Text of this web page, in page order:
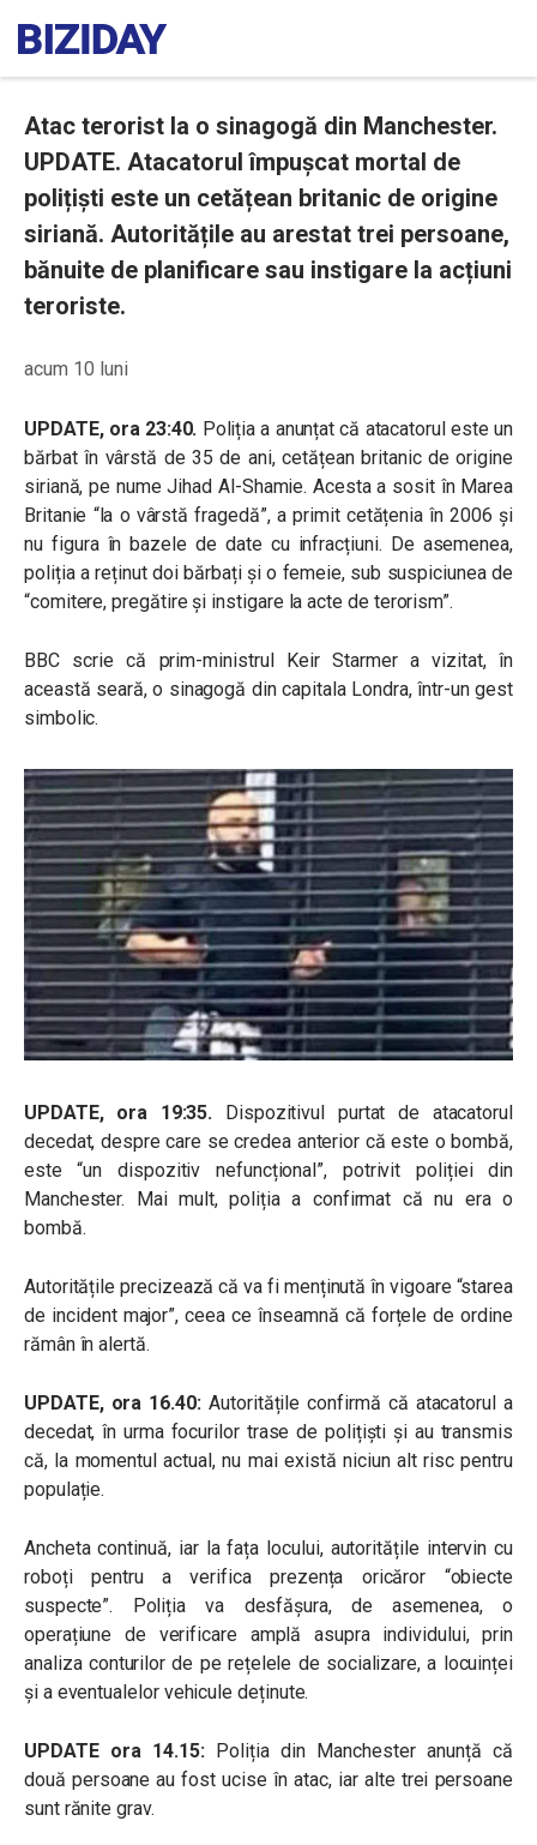
Atac terorist la o sinagogă din Manchester.
UPDATE. Atacatorul împușcat mortal de
polițiști este un cetățean britanic de origine
siriană. Autoritățile au arestat trei persoane,
bănuite de planificare sau instigare la acțiuni
teroriste.
acum 10 luni
UPDATE, ora 23:40. Poliția a anunțat că atacatorul este un
bărbat în vârstă de 35 de ani, cetățean britanic de origine
siriană, pe nume Jihad Al-Shamie. Acesta a sosit în Marea
Britanie “la o vârstă fragedă”, a primit cetățenia în 2006 și
nu figura în bazele de date cu infracțiuni. De asemenea,
poliția a reținut doi bărbați și o femeie, sub suspiciunea de
“comitere, pregătire și instigare la acte de terorism”.
BBC scriecă prim-ministrul Keir Starmer a vizitat, în
această seară, o sinagogă din capitala Londra, într-un gest
simbolic.
UPDATE, ora 19:35. Dispozitivul purtat de atacatorul
decedat, despre care se credea anterior că este o bombă,
este “un dispozitiv nefuncțional”, potrivit poliției din
Manchester. Mai mult, poliția a confirmat că nu era o
bombă.
Autoritățile precizează că va fi menținută în vigoare “starea
de incident major”, ceea ce înseamnă că forțele de ordine
rămân în alertă.
UPDATE, ora 16.40:Autoritățile confirmă că atacatorul a
decedat, în urma focurilor trase de polițiști și au transmis
că, la momentul actual, nu mai există niciun alt risc pentru
populație.
Ancheta continuă, iar la fața locului, autoritățile intervin cu
roboți pentru a verifica prezența oricăror “obiecte
suspecte”. Poliția va desfășura, de asemenea, o
operațiune de verificare amplă asupra individului, prin
analiza conturilor de pe rețelele de socializare, a locuinței
și a eventualelor vehicule deținute.
UPDATE ora 14.15:Poliția din Manchester anunță că
două persoane au fost ucise în atac, iar alte trei persoane
sunt rănite grav.